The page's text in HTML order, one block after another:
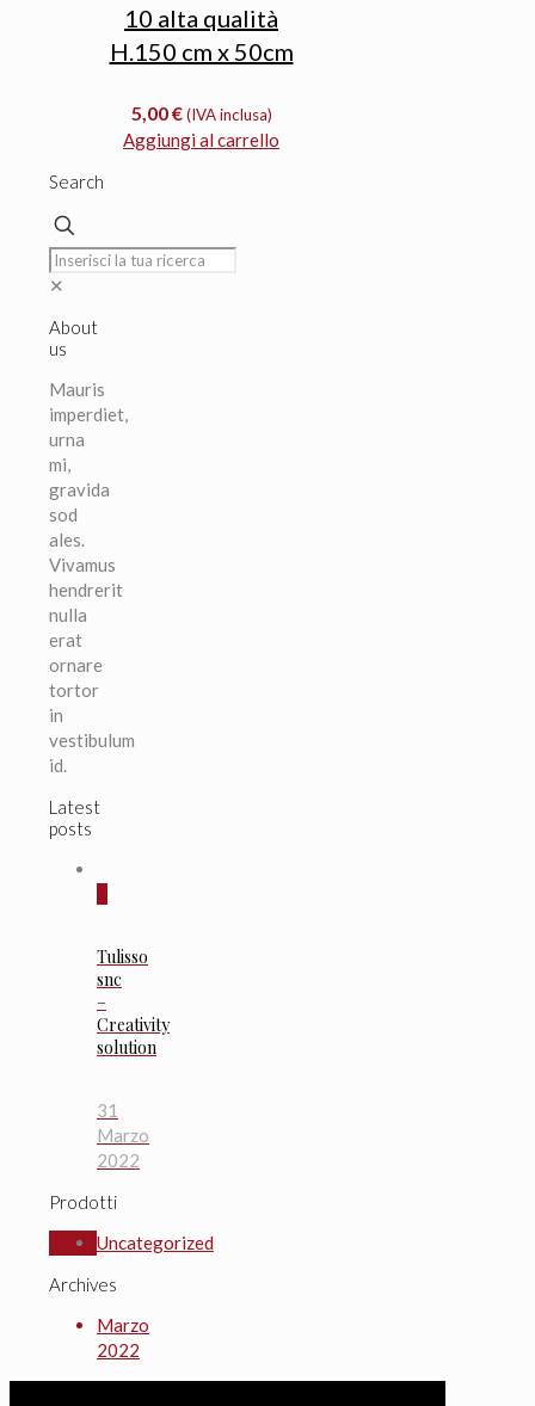
10 alta qualità
H.150 cm x 50cm
5,00€ (IVA inclusa)
Aggiungi al carrello
Search
✕
About
us
Mauris
imperdiet,
urna
mi,
gravida
sod
ales.
Vivamus
hendrerit
nulla
erat
ornare
tortor
in
vestibulum
id.
Latest
posts
Tulisso
snc
–
Creativity
solution
31
Marzo
2022
Prodotti
Uncategorized
Archives
Marzo
2022